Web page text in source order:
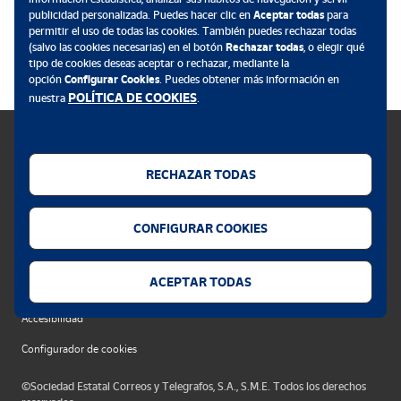
Política de cookies
Privacidad web
Accesibilidad
Configurador de cookies
©Sociedad Estatal Correos y Telegrafos, S.A., S.M.E. Todos los derechos
publicidad personalizada. Puedes hacer clic en Aceptar todaspara
permitir el uso de todas las cookies. También puedes rechazar todas
(salvo las cookies necesarias) en el botón Rechazar todas, o elegir qué
tipo de cookies deseas aceptar o rechazar, mediante la
opción Configurar Cookies. Puedes obtener más información en
nuestra POLÍTICA DE COOKIES.
RECHAZAR TODAS
CONFIGURAR COOKIES
ACEPTAR TODAS